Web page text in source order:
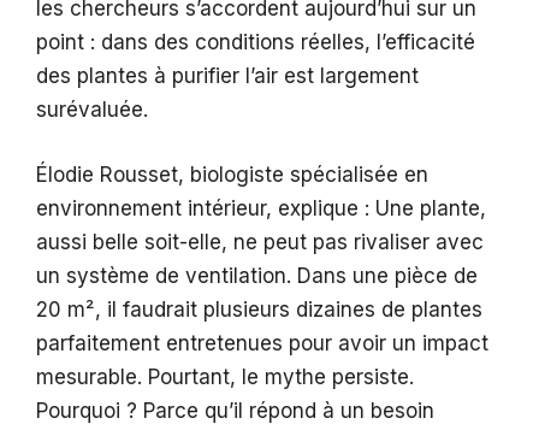
les chercheurs s’accordent aujourd’hui sur un
point : dans des conditions réelles, l’efficacité
des plantes à purifier l’air est largement
surévaluée.
Élodie Rousset, biologiste spécialisée en
environnement intérieur, explique : Une plante,
aussi belle soit-elle, ne peut pas rivaliser avec
un système de ventilation. Dans une pièce de
20 m², il faudrait plusieurs dizaines de plantes
parfaitement entretenues pour avoir un impact
mesurable. Pourtant, le mythe persiste.
Pourquoi ? Parce qu’il répond à un besoin